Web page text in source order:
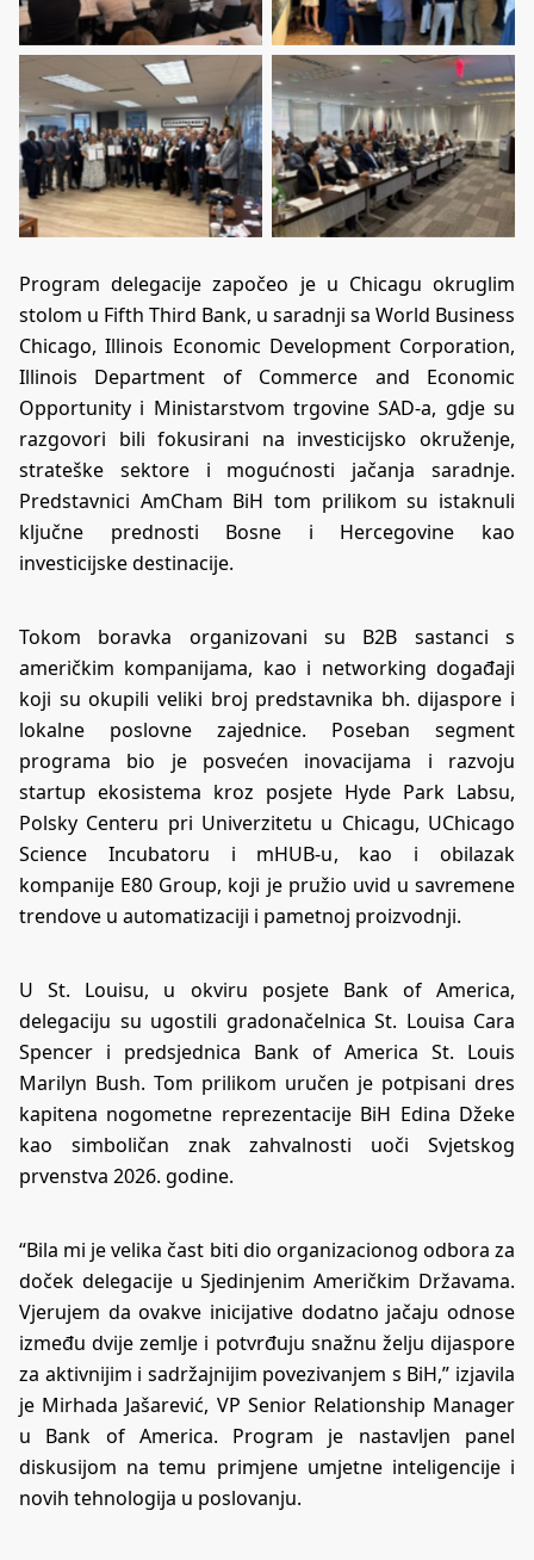
Program delegacije započeo je u Chicagu okruglim
stolom u Fifth Third Bank, u saradnji sa World Business
Chicago, Illinois Economic Development Corporation,
Illinois Department of Commerce and Economic
Opportunity i Ministarstvom trgovine SAD-a, gdje su
razgovori bili fokusirani na investicijsko okruženje,
strateške sektore i mogućnosti jačanja saradnje.
Predstavnici AmCham BiH tom prilikom su istaknuli
ključne prednosti Bosne i Hercegovine kao
investicijske destinacije.
Tokom boravka organizovani su B2B sastanci s
američkim kompanijama, kao i networking događaji
koji su okupili veliki broj predstavnika bh. dijaspore i
lokalne poslovne zajednice. Poseban segment
programa bio je posvećen inovacijama i razvoju
startup ekosistema kroz posjete Hyde Park Labsu,
Polsky Centeru pri Univerzitetu u Chicagu, UChicago
Science Incubatoru i mHUB-u, kao i obilazak
kompanije E80 Group, koji je pružio uvid u savremene
trendove u automatizaciji i pametnoj proizvodnji.
U St. Louisu, u okviru posjete Bank of America,
delegaciju su ugostili gradonačelnica St. Louisa Cara
Spencer i predsjednica Bank of America St. Louis
Marilyn Bush. Tom prilikom uručen je potpisani dres
kapitena nogometne reprezentacije BiH Edina Džeke
kao simboličan znak zahvalnosti uoči Svjetskog
prvenstva 2026. godine.
“Bila mi je velika čast biti dio organizacionog odbora za
doček delegacije u Sjedinjenim Američkim Državama.
Vjerujem da ovakve inicijative dodatno jačaju odnose
između dvije zemlje i potvrđuju snažnu želju dijaspore
za aktivnijim i sadržajnijim povezivanjem s BiH,” izjavila
je Mirhada Jašarević, VP Senior Relationship Manager
u Bank of America. Program je nastavljen panel
diskusijom na temu primjene umjetne inteligencije i
novih tehnologija u poslovanju.